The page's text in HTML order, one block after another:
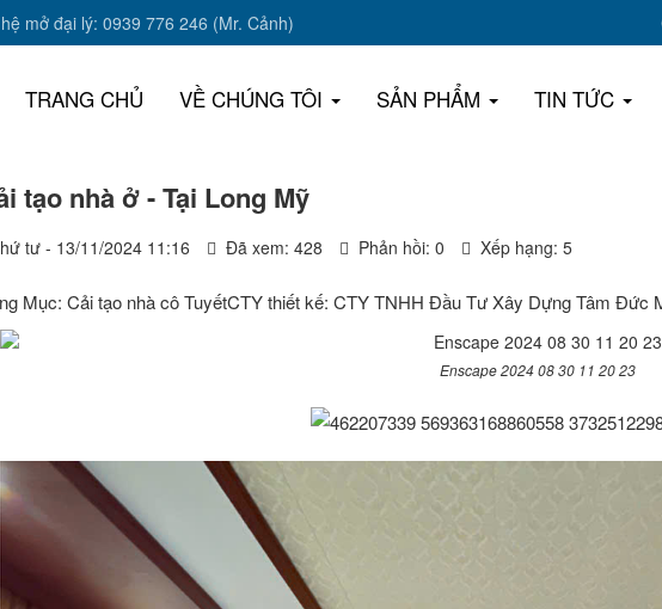
mở đại lý: 0939 776 246 (Mr. Cảnh)
TRANG CHỦ VỀ CHÚNG TÔI SẢN PHẨM TIN TỨC
tạo nhà ở - Tại Long Mỹ
tư - 13/11/2024 11:16 Đã xem: 428 Phản hồi: 0 Xếp hạng: 5
Mục: Cải tạo nhà cô TuyếtCTY thiết kế: CTY TNHH Đầu Tư Xây Dựng Tâm Đức
Enscape 2024 08 30 11 20 23